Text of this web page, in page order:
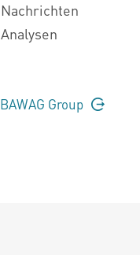
Nachrichten
Analysen
BAWAG Group